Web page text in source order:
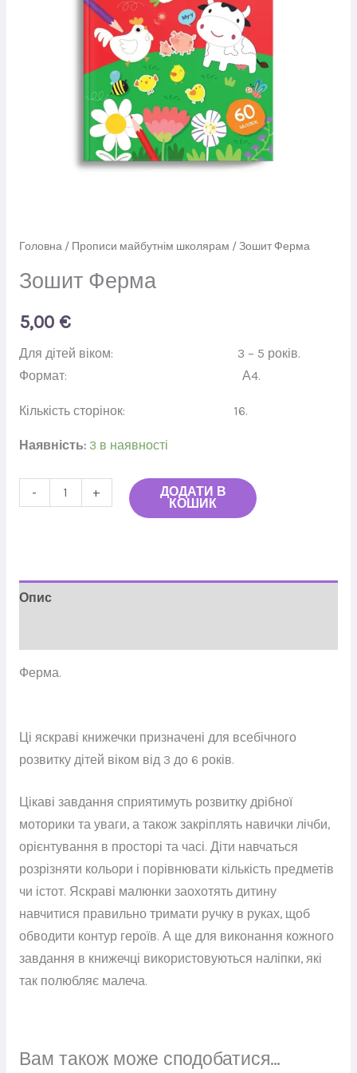
Головна/ Прописи майбутнім школярам / Зошит Ферма
Зошит Ферма
5,00 €
Для дітей віком: 3 – 5 років.
Формат: А4.
Кількість сторінок: 16.
Наявність: 3 в наявності
- +
ДОДАТИ В
КОШИК
Опис
Ферма.
Ці яскраві книжечки призначені для всебічного
розвитку дітей віком від 3 до 6 років.
Цікаві завдання сприятимуть розвитку дрібної
моторики та уваги, а також закріплять навички лічби,
орієнтування в просторі та часі. Діти навчаться
розрізняти кольори і порівнювати кількість предметів
чи істот. Яскраві малюнки заохотять дитину
навчитися правильно тримати ручку в руках, щоб
обводити контур героїв. А ще для виконання кожного
завдання в книжечці використовуються наліпки, які
так полюбляє малеча.
Вам також може сподобатися…